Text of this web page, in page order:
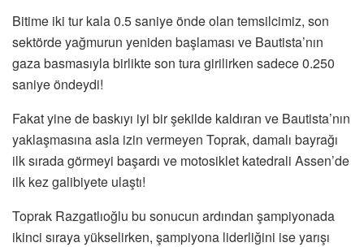
Bitime iki tur kala 0.5 saniye önde olan temsilcimiz, son
sektörde yağmurun yeniden başlaması ve Bautista’nın
gaza basmasıyla birlikte son tura girilirken sadece 0.250
saniye öndeydi!
Fakat yine de baskıyı iyi bir şekilde kaldıran ve Bautista’nın
yaklaşmasına asla izin vermeyen Toprak, damalı bayrağı
ilk sırada görmeyi başardı ve motosiklet katedrali Assen’de
ilk kez galibiyete ulaştı!
Toprak Razgatlıoğlu bu sonucun ardından şampiyonada
ikinci sıraya yükselirken, şampiyona liderliğini ise yarışı